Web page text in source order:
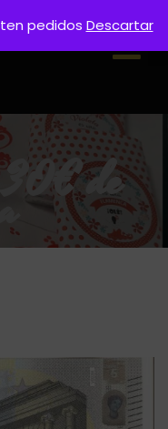
de
pedidos Descartar